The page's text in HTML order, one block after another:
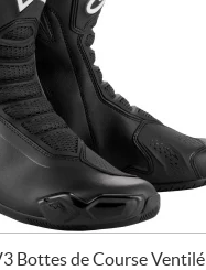
Bottes de Course Ventilé